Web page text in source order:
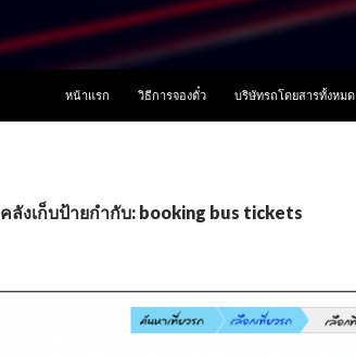
หน้าแรก
วิธีการจองตั๋ว บริษัทรถโดยสารทั้งหมด
คลังเก็บป้ายกำกับ: booking bus tickets